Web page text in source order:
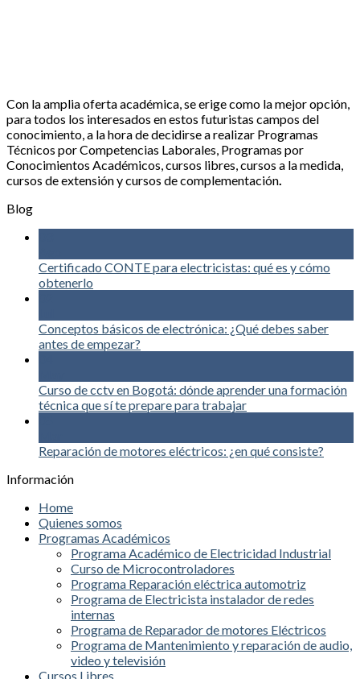
Con la amplia oferta académica, se erige como la mejor opción,
para todos los interesados en estos futuristas campos del
conocimiento, a la hora de decidirse a realizar Programas
Técnicos por Competencias Laborales, Programas por
Conocimientos Académicos, cursos libres, cursos a la medida,
cursos de extensión y cursos de complementación.
Blog
Certificado CONTE para electricistas: qué es y cómo
obtenerlo
Conceptos básicos de electrónica: ¿Qué debes saber
antes de empezar?
Curso de cctv en Bogotá: dónde aprender una formación
técnica que sí te prepare para trabajar
Reparación de motores eléctricos: ¿en qué consiste?
Información
Home
Quienes somos
Programas Académicos
Programa Académico de Electricidad Industrial
Curso de Microcontroladores
Programa Reparación eléctrica automotriz
Programa de Electricista instalador de redes
internas
Programa de Reparador de motores Eléctricos
Programa de Mantenimiento y reparación de audio,
video y televisión
Cursos Libres